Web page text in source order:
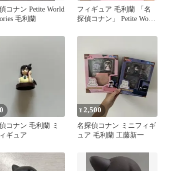
コナン Petite World
毛利蘭
フィギュア 毛利蘭 「名
探偵コナン」 Petite World
ア“毛利蘭”（EX）【14日
コナン 毛利蘭 ミ
ギュア
¥2,500
名探偵コナン ミニフィギ
ュア 毛利蘭 工藤新一